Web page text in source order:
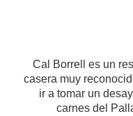
Cal Borrell es un
casera muy
ir a tomar un
carnes del